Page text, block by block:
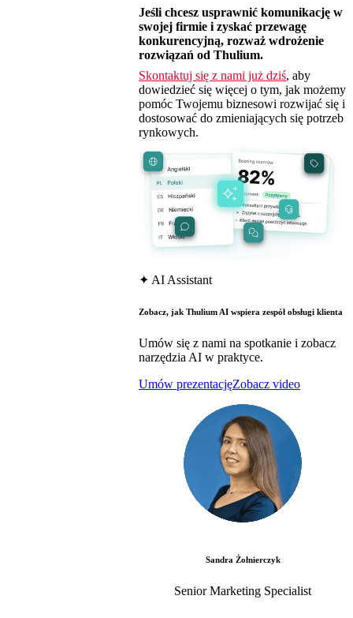
Jeśli chcesz usprawnić komunikację w
swojej firmie i zyskać przewagę
konkurencyjną, rozważ wdrożenie
rozwiązań od Thulium.
Skontaktuj się z nami już dziś, aby
dowiedzieć się więcej o tym, jak możemy
pomóc Twojemu biznesowi rozwijać się i
dostosować do zmieniających się potrzeb
rynkowych.
✦ AI Assistant
Zobacz, jak Thulium AI wspiera zespół obsługi klienta
Umów się z nami na spotkanie i zobacz
narzędzia AI w praktyce.
Umów prezentacjęZobacz video
Sandra Żołnierczyk
Senior Marketing Specialist